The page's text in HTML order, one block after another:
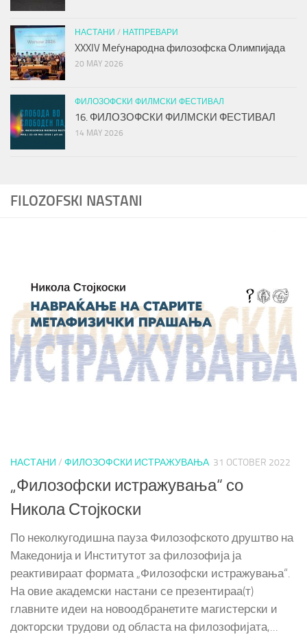
FILOZOFSKI NASTANI
НАСТАНИ / ФИЛОЗОФСКИ ИСТРАЖУВАЊА 31 OCTOBER 2022
„Филозофски истражувања“ со
Никола Стојкоски
По неколкугодишна пауза Филозофското друштво на
Македонија и Институтот за филозофија ја
реактивираат формата „Филозофски истражувања“.
На овие академски настани се презентираа(т)
главните идеи на новоодбранетите магистерски и
докторски трудови од областа на филозофијата,...
НАСТАНИ / НАТПРЕВАРИ
XXXIV Меѓународна филозофска Олимпијада
20 MAY 2026
ФИЛОЗОФСКИ ФИЛМСКИ ФЕСТИВАЛ
16. ФИЛОЗОФСКИ ФИЛМСКИ ФЕСТИВАЛ
14 MAY 2026